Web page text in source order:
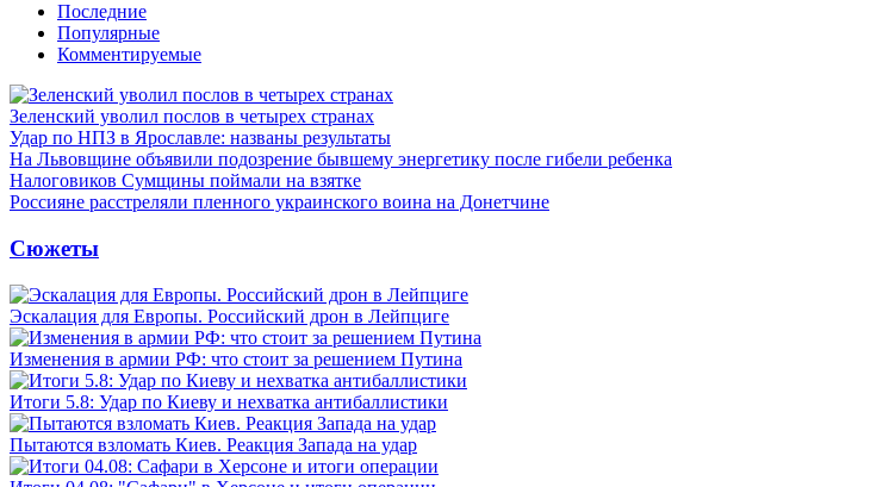
Последние
Популярные
Комментируемые
Зеленский уволил послов в четырех странах
Удар по НПЗ в Ярославле: названы результаты
На Львовщине объявили подозрение бывшему энергетику после гибели ребенка
Налоговиков Сумщины поймали на взятке
Россияне расстреляли пленного украинского воина на Донетчине
Сюжеты
Эскалация для Европы. Российский дрон в Лейпциге
Изменения в армии РФ: что стоит за решением Путина
Итоги 5.8: Удар по Киеву и нехватка антибаллистики
Пытаются взломать Киев. Реакция Запада на удар